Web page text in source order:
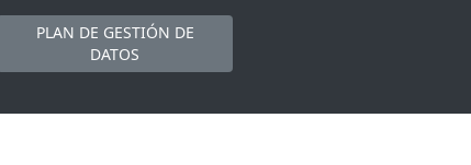
PLAN DE GESTIÓN DE
DATOS